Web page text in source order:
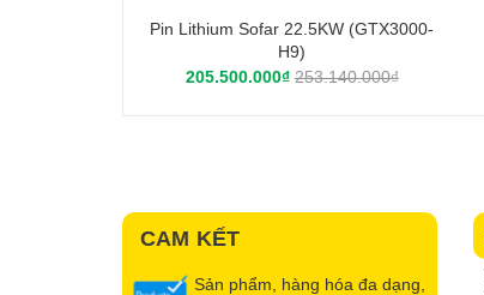
Pin Lithium Sofar 22.5KW (GTX3000-
H9)
205.500.000₫ 253.140.000₫
CAM KẾT
Sản phẩm, hàng hóa đa dạng,